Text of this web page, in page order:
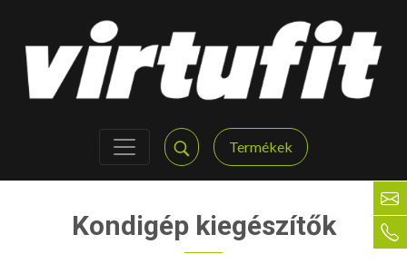
Termékek
Kondigép kiegészítők